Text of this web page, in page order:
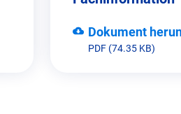
Dokument
PDF (74.35 KB)